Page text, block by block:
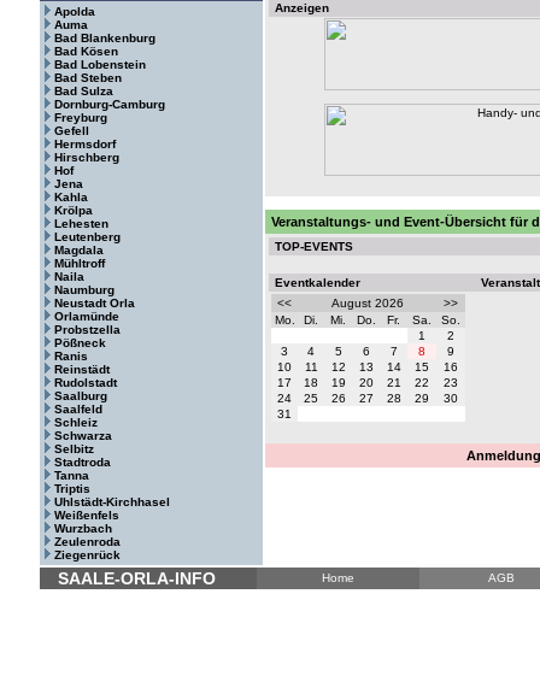
Apolda
Auma
Bad Blankenburg
Bad Kösen
Bad Lobenstein
Bad Steben
Bad Sulza
Dornburg-Camburg
Freyburg
Gefell
Hermsdorf
Hirschberg
Hof
Jena
Kahla
Krölpa
Lehesten
Leutenberg
Magdala
Mühltroff
Naila
Naumburg
Neustadt Orla
Orlamünde
Probstzella
Pößneck
Ranis
Reinstädt
Rudolstadt
Saalburg
Saalfeld
Schleiz
Schwarza
Selbitz
Stadtroda
Tanna
Triptis
Uhlstädt-Kirchhasel
Weißenfels
Wurzbach
Zeulenroda
Ziegenrück
Anzeigen
Veranstaltungs- und Event-Übersicht für
TOP-EVENTS
Eventkalender
<<
August 2026
>>
Mo.
Di. Mi. Do. Fr. Sa.
So.
1
2
3
4 5 6 7 8
9
10
11 12 13 14 15
16
17
18 19 20 21 22
23
24
25 26 27 28 29
30
31
SAALE-ORLA-INFO Home AGB